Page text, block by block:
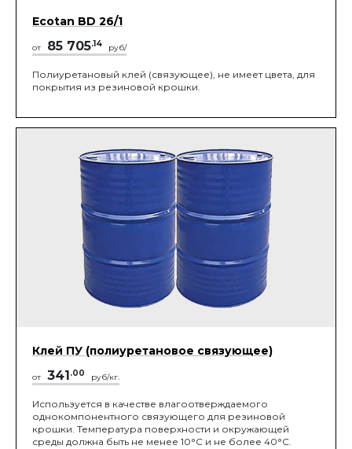
Ecotan BD 26/1
от 85 705.14 руб/
Полиуретановый клей (связующее), не имеет цвета, для
покрытия из резиновой крошки.
Клей ПУ (полиуретановое связующее)
от 341 .00 руб/кг.
Используется в качестве влагоотверждаемого
однокомпонентного связующего для резиновой
крошки. Температура поверхности и окружающей
среды должна быть не менее 10°C и не более 40°C.